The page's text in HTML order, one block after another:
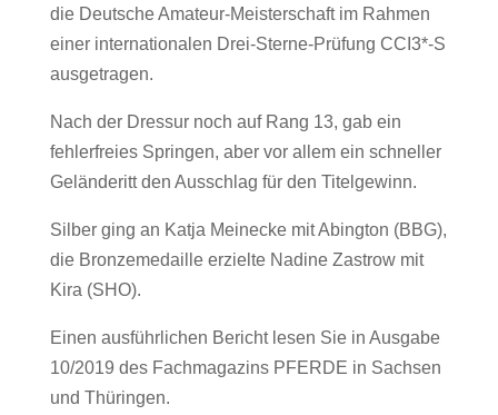
die Deutsche Amateur-Meisterschaft im Rahmen
einer internationalen Drei-Sterne-Prüfung CCI3*-S
ausgetragen.
Nach der Dressur noch auf Rang 13, gab ein
fehlerfreies Springen, aber vor allem ein schneller
Geländeritt den Ausschlag für den Titelgewinn.
Silber ging an Katja Meinecke mit Abington (BBG),
die Bronzemedaille erzielte Nadine Zastrow mit
Kira (SHO).
Einen ausführlichen Bericht lesen Sie in Ausgabe
10/2019 des Fachmagazins PFERDE in Sachsen
und Thüringen.